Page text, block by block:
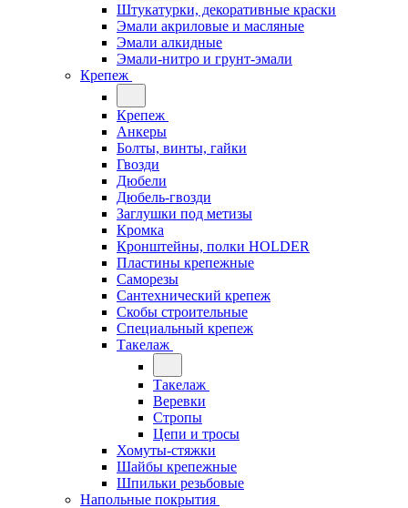
Штукатурки, декоративные краски
Эмали акриловые и масляные
Эмали алкидные
Эмали-нитро и грунт-эмали
Крепеж
Крепеж
Анкеры
Болты, винты, гайки
Гвозди
Дюбели
Дюбель-гвозди
Заглушки под метизы
Кромка
Кронштейны, полки НОLDER
Пластины крепежные
Саморезы
Сантехнический крепеж
Скобы строительные
Специальный крепеж
Такелаж
Такелаж
Веревки
Стропы
Цепи и тросы
Хомуты-стяжки
Шайбы крепежные
Шпильки резьбовые
Напольные покрытия